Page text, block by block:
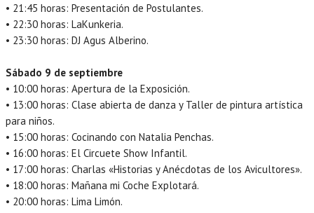
• 21:45 horas: Presentación de Postulantes.
• 22:30 horas: LaKunkeria.
• 23:30 horas: DJ Agus Alberino.
Sábado 9 de septiembre
• 10:00 horas: Apertura de la Exposición.
• 13:00 horas: Clase abierta de danza y Taller de pintura artística
para niños.
• 15:00 horas: Cocinando con Natalia Penchas.
• 16:00 horas: El Circuete Show Infantil.
• 17:00 horas: Charlas «Historias y Anécdotas de los Avicultores».
• 18:00 horas: Mañana mi Coche Explotará.
• 20:00 horas: Lima Limón.